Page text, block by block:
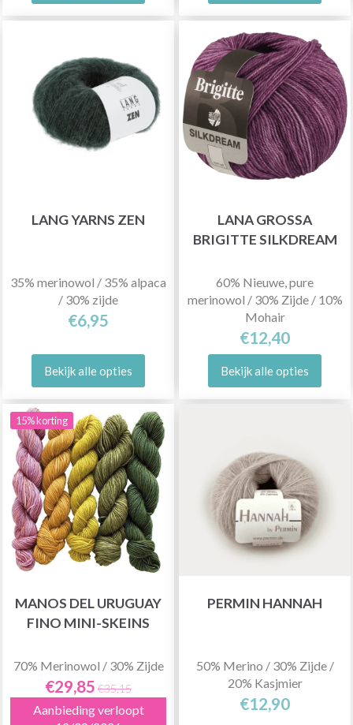
LANG YARNS ZEN
35% merinowol / 35% alpaca
/ 30% zijde
€6,95
Bekijk alle opties
LANA GROSSA
BRIGITTE SILKDREAM
60% Nieuwe, pure
merinowol / 30% Zijde / 10%
Mohair
€12,40
Bekijk alle opties
15% korting
MANOS DEL URUGUAY
FINO MINI-SKEINS
70% Merinowol / 30% Zijde
€29,85 €35,15
Aanbieding verloopt
PERMIN HANNAH
50% Merino / 30% Zijde /
20% Kasjmier
€12,90